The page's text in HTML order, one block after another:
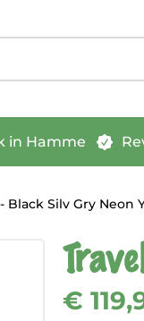
in Hamme
Black Silv Gry Neon
€